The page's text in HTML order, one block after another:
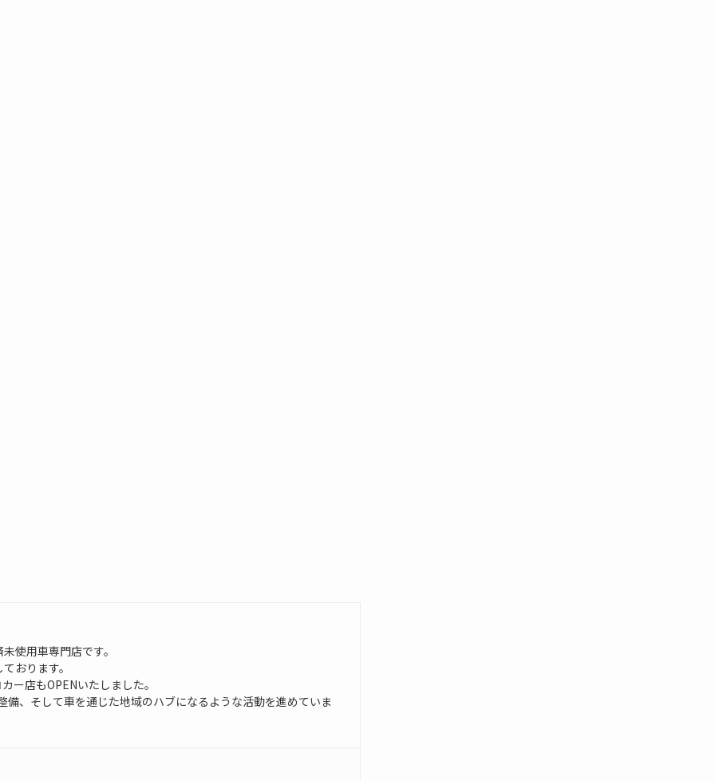
使用車専門店です。
おります。
ー店もOPENいたしました。
、そして車を通じた地域のハブになるような活動を進めていま